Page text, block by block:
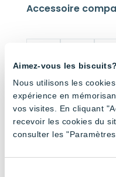
Aimez-vous les biscuits?
Nous utilisons les
expérience en
vos visites. En cliquant
recevoir les cookies du
consulter les
Accessoire
AWC –
Tubes
Haute
luminosi
té
) – 8′
AWC –
Tubes
Haute
luminosi
té
) – 8′
AWC
Haute
té
) – 4′